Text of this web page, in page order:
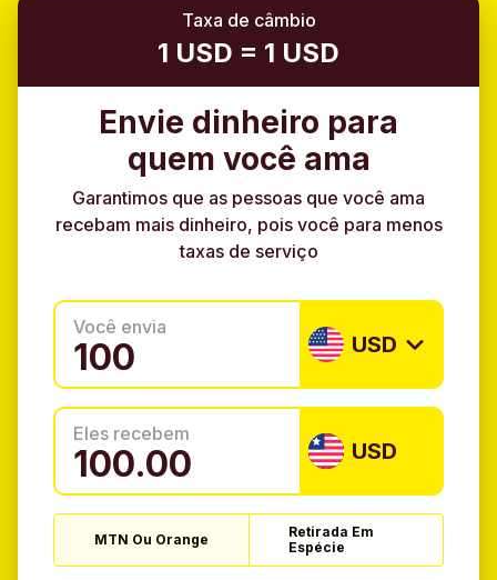
Taxa de câmbio
1 USD = 1 USD
Envie dinheiro para
quem você ama
Garantimos que as pessoas que você ama
recebam mais dinheiro, pois você para menos
taxas de serviço
Você envia
USD
Eles recebem
USD
MTN Ou Orange
Retirada Em
Espécie